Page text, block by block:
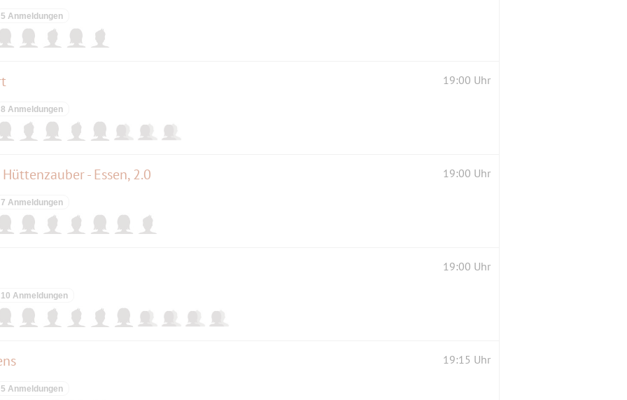
5 Anmeldungen
19:00 Uhr
8 Anmeldungen
- Essen, 2.0 19:00 Uhr
7 Anmeldungen
19:00 Uhr
10 Anmeldungen
19:15 Uhr
5 Anmeldungen